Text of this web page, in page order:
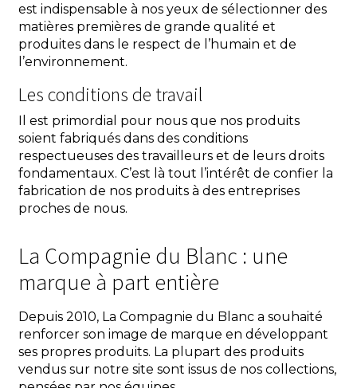
est indispensable à nos yeux de sélectionner des
matières premières de grande qualité et
produites dans le respect de l’humain et de
l’environnement.
Les conditions de travail
Il est primordial pour nous que nos produits
soient fabriqués dans des conditions
respectueuses des travailleurs et de leurs droits
fondamentaux. C’est là tout l’intérêt de confier la
fabrication de nos produits à des entreprises
proches de nous.
La Compagnie du Blanc : une
marque à part entière
Depuis 2010, La Compagnie du Blanc a souhaité
renforcer son image de marque en développant
ses propres produits. La plupart des produits
vendus sur notre site sont issus de nos collections,